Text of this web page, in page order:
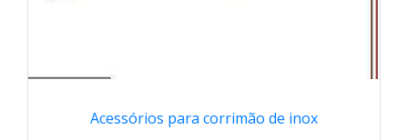
Acessórios para corrimão de inox